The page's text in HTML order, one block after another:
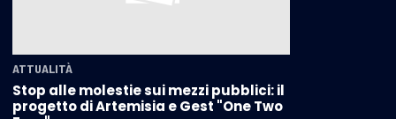
ATTUALITÀ
Stop alle molestie sui mezzi pubblici: il
progetto di Artemisia e Gest "One Two